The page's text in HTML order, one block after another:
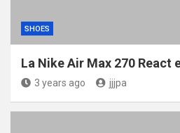
SHOES
La Nike Air Max 270 React
3 years ago jjjpa